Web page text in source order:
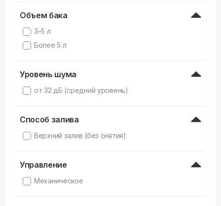
Объем бака
3–5 л
Более 5 л
Уровень шума
от 32 дБ (средний уровень)
Способ залива
Верхний залив (без снятия)
Управление
Механическое